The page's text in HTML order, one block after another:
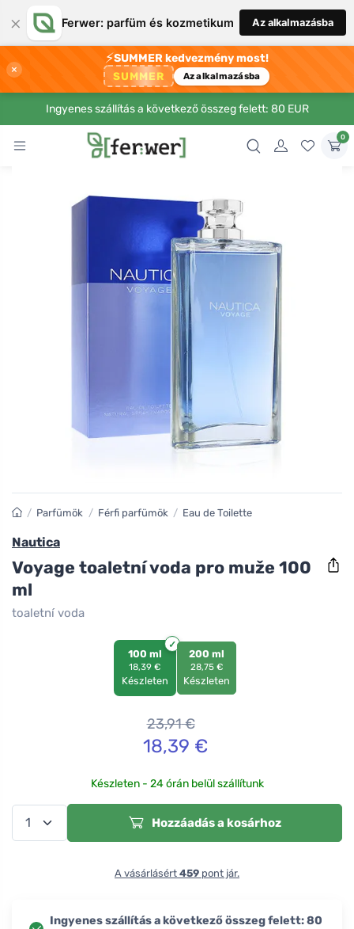
× Ferwer: parfüm és kozmetikum Az alkalmazásba
×
⚡SUMMER kedvezmény most!
SUMMER Az alkalmazásba
Ingyenes szállítás a következő összeg felett: 80 EUR
0
/ Parfümök / Férfi parfümök / Eau de Toilette
Nautica
Voyage toaletní voda pro muže 100
ml
toaletní voda
100 ml
18,39 €
Készleten
200 ml
28,75 €
Készleten
23,91€
18,39 €
Készleten - 24 órán belül szállítunk
Hozzáadás a kosárhoz
A vásárlásért 459 pont jár.
Ingyenes szállítás a következő összeg felett: 80